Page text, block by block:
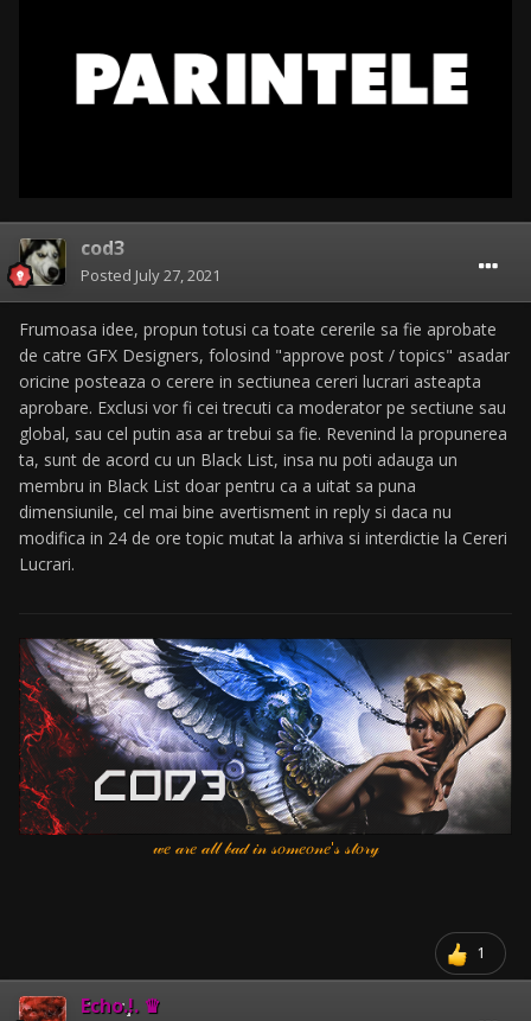
cod3
Posted July 27, 2021
Frumoasa idee, propun totusi ca toate cererile sa fie aprobate
de catre GFX Designers, folosind "approve post / topics" asadar
oricine posteaza o cerere in sectiunea cereri lucrari asteapta
aprobare. Exclusi vor fi cei trecuti ca moderator pe sectiune sau
global, sau cel putin asa ar trebui sa fie. Revenind la propunerea
ta, sunt de acord cu un Black List, insa nu poti adauga un
membru in Black List doar pentru ca a uitat sa puna
dimensiunile, cel mai bine avertisment in reply si daca nu
modifica in 24 de ore topic mutat la arhiva si interdictie la Cereri
Lucrari.
1
𝓌𝑒 𝒶𝓇𝑒 𝒶𝓁𝓁 𝒷𝒶𝒹 𝒾𝓃 𝓈𝑜𝓂𝑒𝑜𝓃𝑒'𝓈 𝓈𝓉𝑜𝓇𝓎
Echo.!. ♛